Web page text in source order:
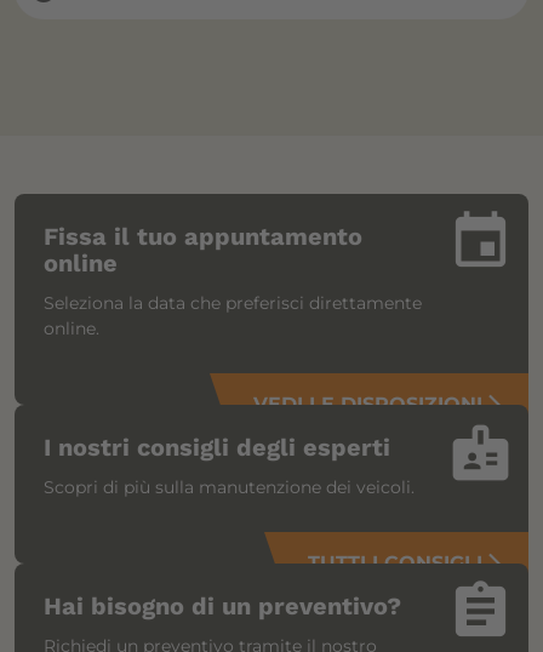
insert_invitation
Fissa il tuo appuntamento
online
Seleziona la data che preferisci direttamente
online.
VEDI LE DISPOSIZIONIarrow_forward_ios
badge
I nostri consigli degli esperti
Scopri di più sulla manutenzione dei veicoli.
TUTTI I CONSIGLIarrow_forward_ios
assignment
Hai bisogno di un preventivo?
Richiedi un preventivo tramite il nostro